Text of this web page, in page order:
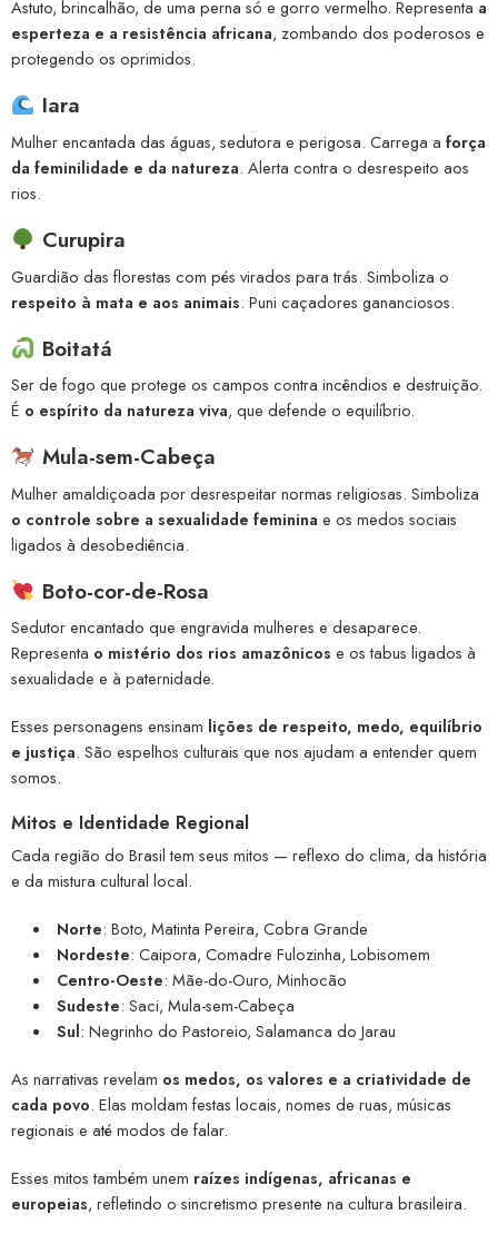
Astuto, brincalhão, de uma perna só e gorro vermelho. Representa a
esperteza e a resistência africana, zombando dos poderosos e
protegendo os oprimidos.
Iara
Mulher encantada das águas, sedutora e perigosa. Carrega a força
da feminilidade e da natureza. Alerta contra o desrespeito aos
rios.
Curupira
Guardião das florestas com pés virados para trás. Simboliza o
respeito à mata e aos animais. Puni caçadores gananciosos.
Boitatá
Ser de fogo que protege os campos contra incêndios e destruição.
É o espírito da natureza viva, que defende o equilíbrio.
Mula-sem-Cabeça
Mulher amaldiçoada por desrespeitar normas religiosas. Simboliza
o controle sobre a sexualidade feminina e os medos sociais
ligados à desobediência.
Boto-cor-de-Rosa
Sedutor encantado que engravida mulheres e desaparece.
Representa o mistério dos rios amazônicos e os tabus ligados à
sexualidade e à paternidade.
Esses personagens ensinam lições de respeito, medo, equilíbrio
e justiça. São espelhos culturais que nos ajudam a entender quem
somos.
Mitos e Identidade Regional
Cada região do Brasil tem seus mitos — reflexo do clima, da história
e da mistura cultural local.
Norte: Boto, Matinta Pereira, Cobra Grande
Nordeste: Caipora, Comadre Fulozinha, Lobisomem
Centro-Oeste: Mãe-do-Ouro, Minhocão
Sudeste: Saci, Mula-sem-Cabeça
Sul: Negrinho do Pastoreio, Salamanca do Jarau
As narrativas revelam os medos, os valores e a criatividade de
cada povo. Elas moldam festas locais, nomes de ruas, músicas
regionais e até modos de falar.
Esses mitos também unem raízes indígenas, africanas e
europeias, refletindo o sincretismo presente na cultura brasileira.